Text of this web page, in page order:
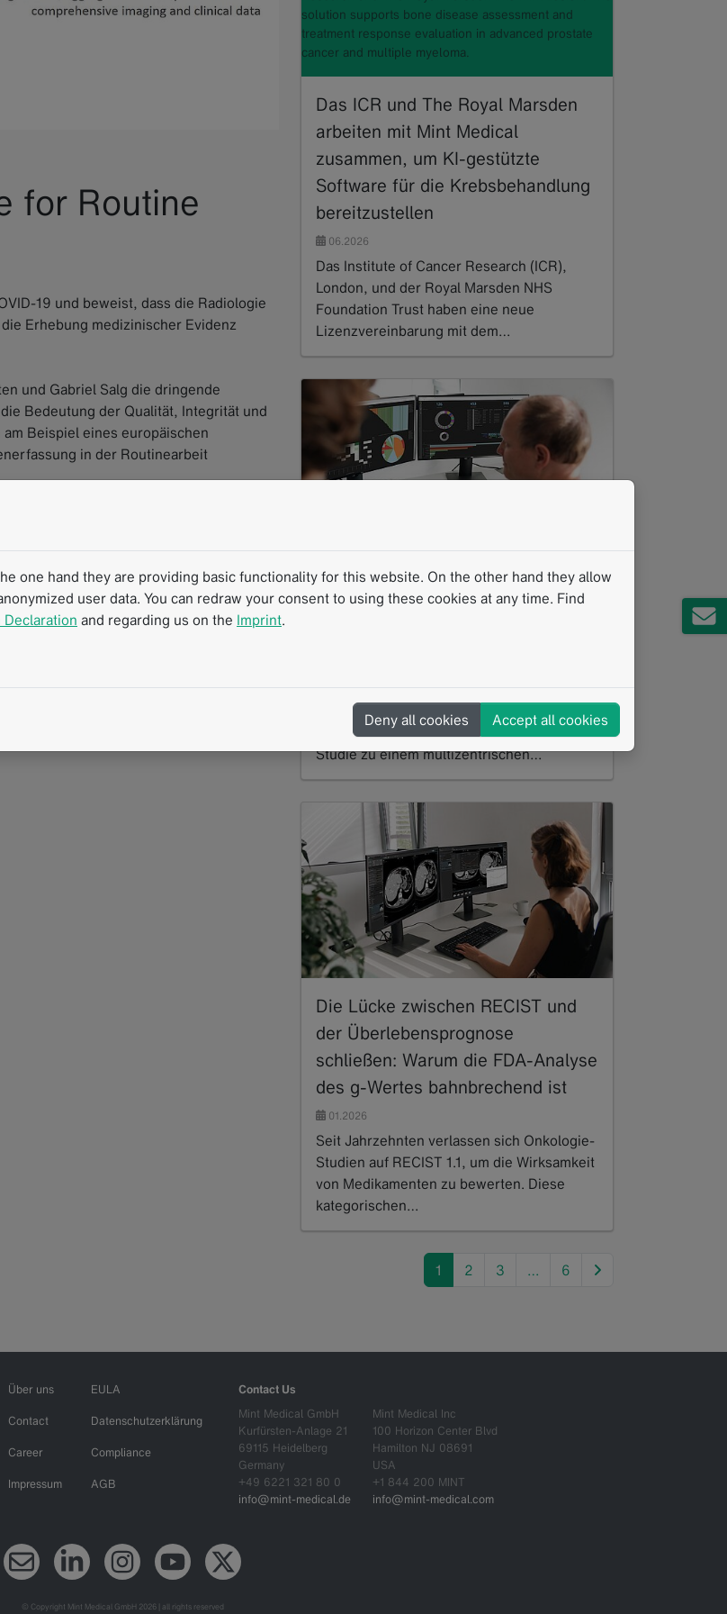
for Routine
19 und beweist, dass die Radiologie
Erhebung medizinischer Evidenz
und Gabriel Salg die dringende
Bedeutung der Qualität, Integrität und
Beispiel eines europäischen
in der Routinearbeit
Zukunft, in der die Radiologie die
Biomarker COVID-19
solution supports bone disease assessment and
treatment response evaluation in advanced prostate
cancer and multiple myeloma.
Das ICR und The Royal Marsden
arbeiten mit Mint Medical
zusammen, um KI-gestützte
Software für die Krebsbehandlung
bereitzustellen
06.2026
Das Institute of Cancer Research (ICR),
London, und der Royal Marsden NHS
Foundation Trust haben eine neue
Lizenzvereinbarung mit dem…
Integriertes Datenmanagement für
die multizentrische Bildgebung in
Strukturierte Rahmenbedingungen für die
multizentrische Datenkoordination Der
Übergang von einer monozentrischen
Studie zu einem multizentrischen…
Die Lücke zwischen RECIST und
der Überlebensprognose
schließen: Warum die FDA-Analyse
des g-Wertes bahnbrechend ist
01.2026
Seit Jahrzehnten verlassen sich Onkologie-
Studien auf RECIST 1.1, um die Wirksamkeit
von Medikamenten zu bewerten. Diese
kategorischen…
1 2 3 … 6
Über uns
Contact
Career
Impressum
EULA
Datenschutzerklärung
Compliance
AGB
Contact Us
Mint Medical GmbH
Kurfürsten-Anlage 21
69115 Heidelberg
Germany
+49 6221 321 80 0
info@mint-medical.de
Mint Medical Inc
100 Horizon Center Blvd
Hamilton NJ 08691
USA
+1 844 200 MINT
info@mint-medical.com
NewsletterLinkedIn Instagram YouTube X (Twitter)
© Copyright Mint Medical GmbH 2026 | all rights reserved
one hand they are providing basic functionality for this website. On the other hand they allow
user data. You can redraw your consent to using these cookies at any time. Find
and regarding us on the Imprint.
Deny all cookies Accept all cookies